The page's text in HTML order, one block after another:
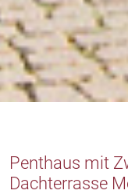
Penthaus mit
Dachterrasse